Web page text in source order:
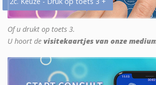
Of u drukt op toets 3.
U hoort de visitekaartjes van onze